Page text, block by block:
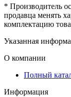
* Производитель
продавца менять
комплектацию
Указанная
О компании
Полный
Информация